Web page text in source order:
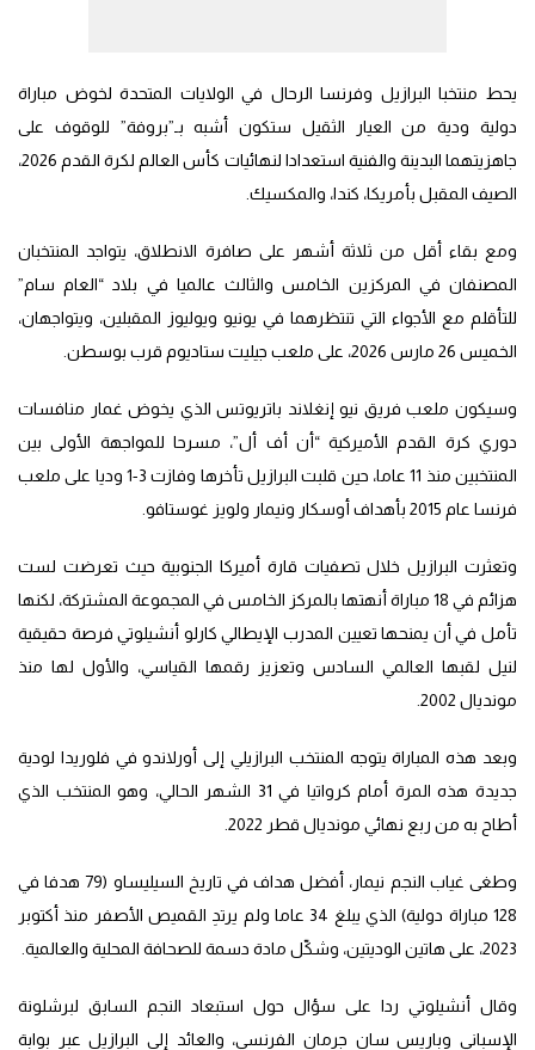
يحط منتخبا البرازيل وفرنسا الرحال في الولايات المتحدة لخوض مباراة
دولية ودية من العيار الثقيل ستكون أشبه بـ”بروفة” للوقوف على
جاهزيتهما البدينة والفنية استعدادا لنهائيات كأس العالم لكرة القدم 2026،
الصيف المقبل بأمريكا، كندا، والمكسيك.
ومع بقاء أقل من ثلاثة أشهر على صافرة الانطلاق، يتواجد المنتخبان
المصنفان في المركزين الخامس والثالث عالميا في بلاد “العام سام”
للتأقلم مع الأجواء التي تنتظرهما في يونيو ويوليوز المقبلين، ويتواجهان،
الخميس 26 مارس 2026، على ملعب جيليت ستاديوم قرب بوسطن.
وسيكون ملعب فريق نيو إنغلاند باتريوتس الذي يخوض غمار منافسات
دوري كرة القدم الأميركية “أن أف أل”، مسرحا للمواجهة الأولى بين
المنتخبين منذ 11 عاما، حين قلبت البرازيل تأخرها وفازت 3-1 وديا على ملعب
فرنسا عام 2015 بأهداف أوسكار ونيمار ولويز غوستافو.
وتعثرت البرازيل خلال تصفيات قارة أميركا الجنوبية حيث تعرضت لست
هزائم في 18 مباراة أنهتها بالمركز الخامس في المجموعة المشتركة، لكنها
تأمل في أن يمنحها تعيين المدرب الإيطالي كارلو أنشيلوتي فرصة حقيقية
لنيل لقبها العالمي السادس وتعزيز رقمها القياسي، والأول لها منذ
مونديال 2002.
وبعد هذه المباراة يتوجه المنتخب البرازيلي إلى أورلاندو في فلوريدا لودية
جديدة هذه المرة أمام كرواتيا في 31 الشهر الحالي، وهو المنتخب الذي
أطاح به من ربع نهائي مونديال قطر 2022.
وطغى غياب النجم نيمار، أفضل هداف في تاريخ السيليساو (79 هدفا في
128 مباراة دولية) الذي يبلغ 34 عاما ولم يرتدِ القميص الأصفر منذ أكتوبر
2023، على هاتين الوديتين، وشكّل مادة دسمة للصحافة المحلية والعالمية.
وقال أنشيلوتي ردا على سؤال حول استبعاد النجم السابق لبرشلونة
الإسباني وباريس سان جرمان الفرنسي، والعائد إلى البرازيل عبر بوابة